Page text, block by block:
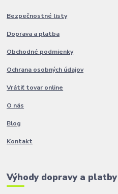
Bezpečnostné listy
Doprava a platba
Obchodné podmienky
Ochrana osobných údajov
Vrátiť tovar online
O nás
Blog
Kontakt
Výhody dopravy a platby